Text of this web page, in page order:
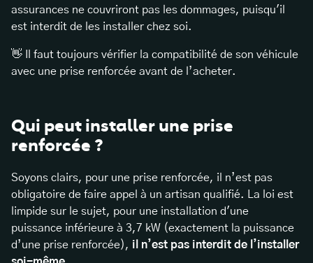
assurances ne couvriront pas les dommages, puisqu'il
est interdit de les installer chez soi.
👋 Il faut toujours vérifier la compatibilité de son véhicule
avec une prise renforcée avant de l’acheter.
Qui peut installer une prise
renforcée ?
Soyons clairs, pour une prise renforcée, il n’est pas
obligatoire de faire appel à un artisan qualifié. La loi est
limpide sur le sujet, pour une installation d'une
puissance inférieure à 3,7 kW (exactement la puissance
d’une prise renforcée), il n’est pas interdit de l’installer